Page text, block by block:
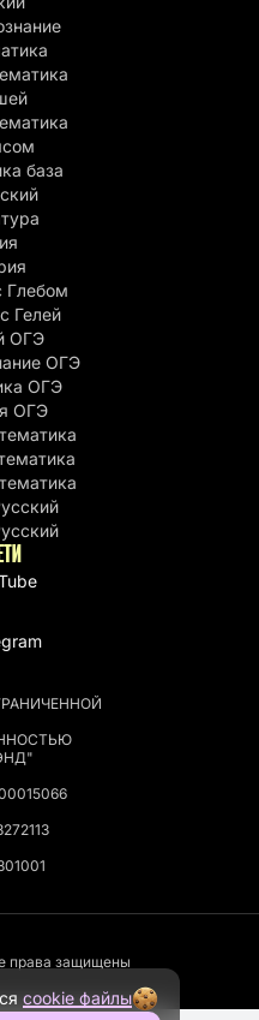
база
Глебом
Гелей
ОГЭ
ОГЭ
ОГЭ
ОГЭ
права защищены
cookie файлы